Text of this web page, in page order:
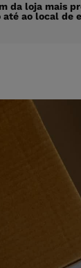
loja mais
ao local de